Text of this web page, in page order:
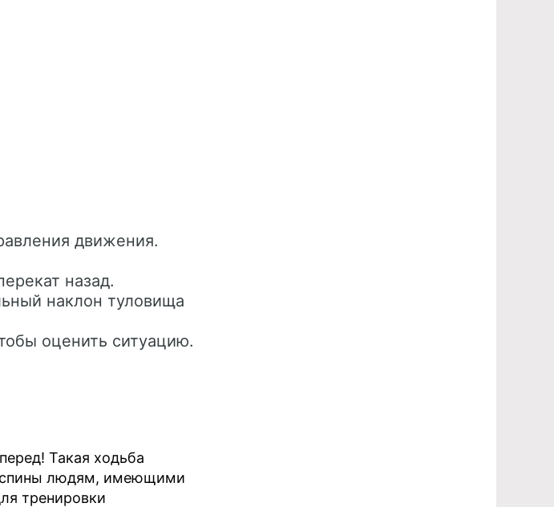
движения.
назад.
наклон туловища
оценить ситуацию.
Такая ходьба
спины людям, имеющими
тренировки